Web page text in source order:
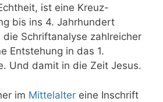
ist eine Kreuz-
bis ins 4. Jahrhundert
Schriftanalyse zahlreicher
Entstehung in das 1.
Und damit in die Zeit Jesus.
im Mittelalter eine Inschrift